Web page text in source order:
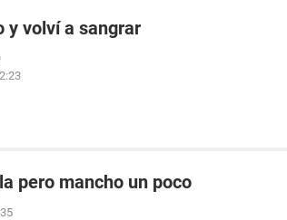
y volví a sangrar
pero mancho un poco